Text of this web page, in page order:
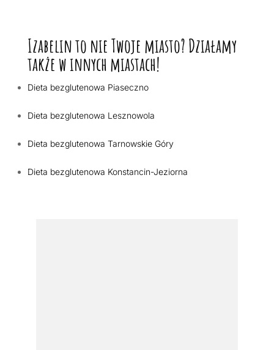
Izabelin to nie Twoje miasto? Działamy
także w innych miastach!
Dieta bezglutenowa Piaseczno
Dieta bezglutenowa Lesznowola
Dieta bezglutenowa Tarnowskie Góry
Dieta bezglutenowa Konstancin-Jeziorna